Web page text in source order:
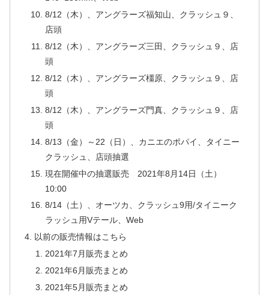
8/12（木）、アングラーズ福知山、クラッシュ９、
店頭
8/12（木）、アングラーズ三田、クラッシュ９、店
頭
8/12（木）、アングラーズ橿原、クラッシュ９、店
頭
8/12（木）、アングラーズ門真、クラッシュ９、店
頭
8/13（金）～22（日）、カニエのポパイ、タイニー
クラッシュ、店頭抽選
現在開催中の抽選販売 2021年8月14日（土）
10:00
8/14（土）、オーツカ、クラッシュ9用/タイニーク
ラッシュ用Vテール、Web
以前の販売情報はこちら
2021年7月販売まとめ
2021年6月販売まとめ
2021年5月販売まとめ